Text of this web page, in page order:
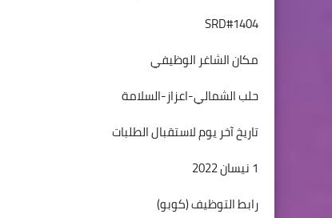
SRD#1404
مكان الشاغر الوظيفي
حلب الشمالي-اعزاز-السلامة
تاريخ آخر يوم لاستقبال الطلبات
1 نيسان 2022
رابط التوظيف (كوبو)